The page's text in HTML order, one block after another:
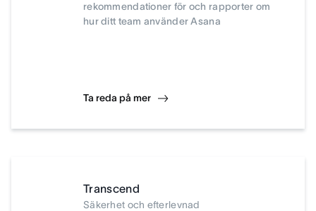
rekommendationer för och rapporter om
hur ditt team använder Asana
Ta reda på mer
Transcend
Säkerhet och efterlevnad